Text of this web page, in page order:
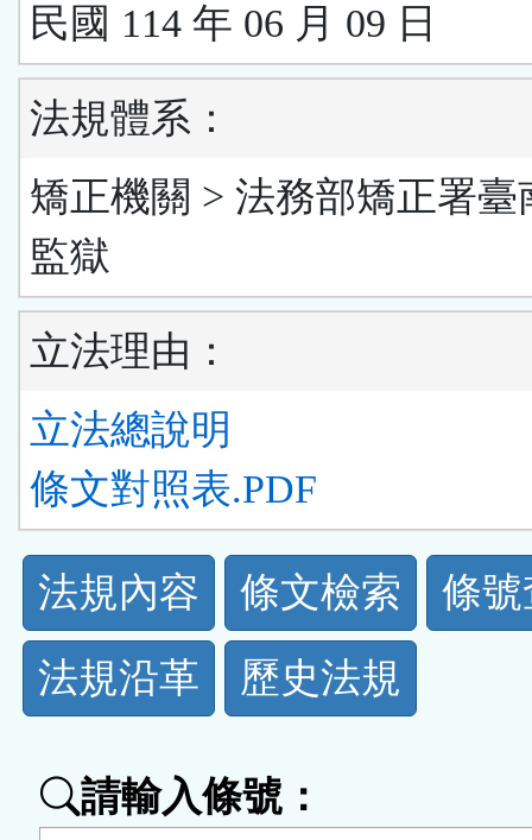
民國 114 年 06 月 09 日
法規體系：
矯正機關 > 法務部矯正署臺
監獄
立法理由：
立法總說明
條文對照表.PDF
法
規
功
按
法規內容 條文檢索
條
法規沿革
歷史法規
請輸入條號：